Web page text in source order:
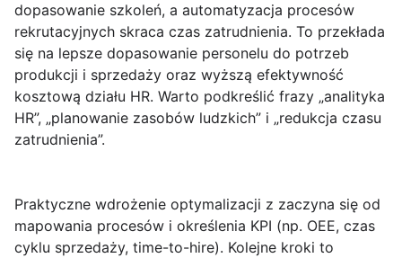
dopasowanie szkoleń, a automatyzacja procesów
rekrutacyjnych skraca czas zatrudnienia. To przekłada
się na lepsze dopasowanie personelu do potrzeb
produkcji i sprzedaży oraz wyższą efektywność
kosztową działu HR. Warto podkreślić frazy „analityka
HR”, „planowanie zasobów ludzkich” i „redukcja czasu
zatrudnienia”.
Praktyczne wdrożenie optymalizacji z zaczyna się od
mapowania procesów i określenia KPI (np. OEE, czas
cyklu sprzedaży, time-to-hire). Kolejne kroki to